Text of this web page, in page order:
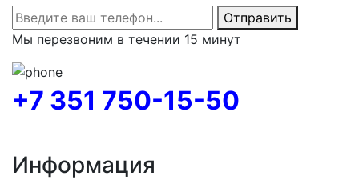
Отправить
Мы перезвоним в течении 15 минут
+7 351 750-15-50
Информация